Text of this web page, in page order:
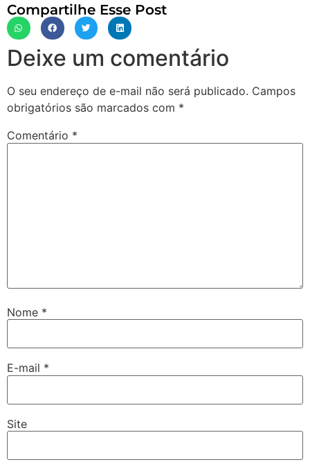
Compartilhe Esse Post
Deixe um comentário
O seu endereço de e-mail não será publicado. Campos
obrigatórios são marcados com *
Comentário *
Nome *
E-mail *
Site